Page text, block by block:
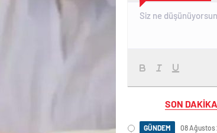
SON DAKİKA
GÜNDEM 08 Ağustos